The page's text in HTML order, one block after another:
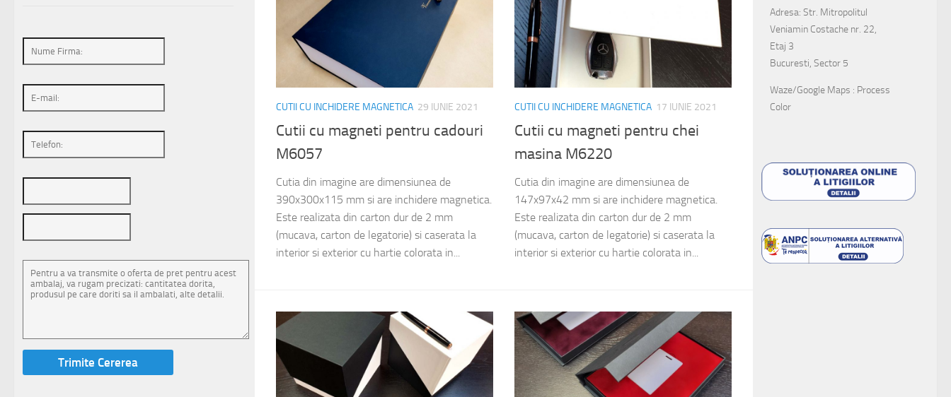
CUTII CU INCHIDERE MAGNETICA 29 IUNIE 2021
Cutii cu magneti pentru cadouri
M6057
Cutia din imagine are dimensiunea de
390x300x115 mm si are inchidere magnetica.
Este realizata din carton dur de 2 mm
(mucava, carton de legatorie) si caserata la
interior si exterior cu hartie colorata in...
CUTII CU INCHIDERE MAGNETICA 17 IUNIE 2021
Cutii cu magneti pentru chei
masina M6220
Cutia din imagine are dimensiunea de
147x97x42 mm si are inchidere magnetica.
Este realizata din carton dur de 2 mm
(mucava, carton de legatorie) si caserata la
interior si exterior cu hartie colorata in...
Adresa: Str. Mitropolitul
Veniamin Costache nr. 22,
Etaj 3
Bucuresti, Sector 5
Waze/Google Maps : Process
Color